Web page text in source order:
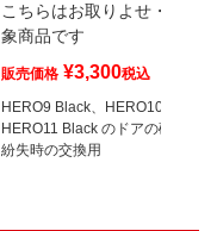
こちらはお取りよせ・予約対
象商品です
販売価格 ¥3,300税込
HERO9 Black、HERO10 Black、
HERO11 Black のドアの破損時や
紛失時の交換用